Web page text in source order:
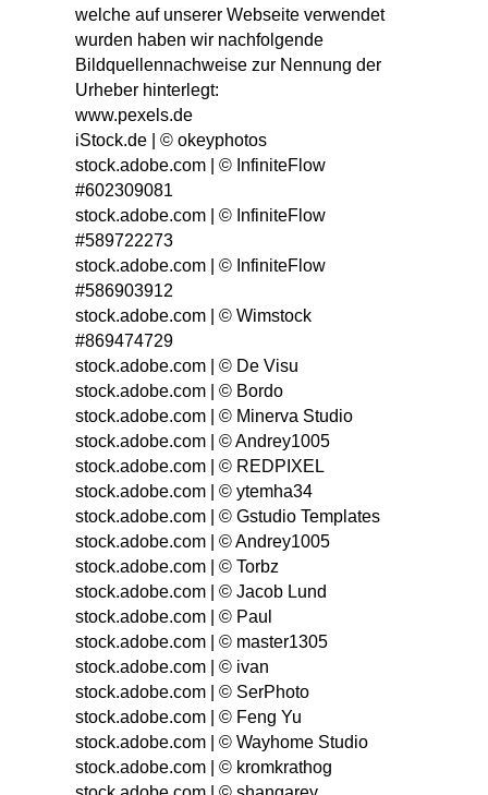
welche auf unserer Webseite verwendet
wurden haben wir nachfolgende
Bildquellennachweise zur Nennung der
Urheber hinterlegt:
www.pexels.de
iStock.de | © okeyphotos
stock.adobe.com | © InfiniteFlow
#602309081
stock.adobe.com | © InfiniteFlow
#589722273
stock.adobe.com | © InfiniteFlow
#586903912
stock.adobe.com | © Wimstock
#869474729
stock.adobe.com | © De Visu
stock.adobe.com | © Bordo
stock.adobe.com | © Minerva Studio
stock.adobe.com | © Andrey1005
stock.adobe.com | © REDPIXEL
stock.adobe.com | © ytemha34
stock.adobe.com | © Gstudio Templates
stock.adobe.com | © Andrey1005
stock.adobe.com | © Torbz
stock.adobe.com | © Jacob Lund
stock.adobe.com | © Paul
stock.adobe.com | © master1305
stock.adobe.com | © ivan
stock.adobe.com | © SerPhoto
stock.adobe.com | © Feng Yu
stock.adobe.com | © Wayhome Studio
stock.adobe.com | © kromkrathog